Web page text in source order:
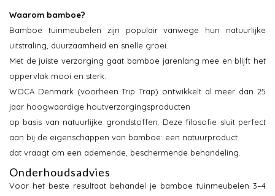
Waarom bamboe?
Bamboe tuinmeubelen zijn populair vanwege hun natuurlijke
uitstraling, duurzaamheid en snelle groei.
Met de juiste verzorging gaat bamboe jarenlang mee en blijft het
oppervlak mooi en sterk.
WOCA Denmark (voorheen Trip Trap) ontwikkelt al meer dan 25
jaar hoogwaardige houtverzorgingsproducten
op basis van natuurlijke grondstoffen. Deze filosofie sluit perfect
aan bij de eigenschappen van bamboe: een natuurproduct
dat vraagt om een ademende, beschermende behandeling.
Onderhoudsadvies
Voor het beste resultaat behandel je bamboe tuinmeubelen 3–4